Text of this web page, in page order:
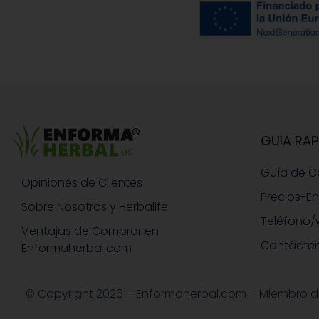
Opiniones de Clientes
Sobre Nosotros y Herbalife
Ventajas de Comprar en
Enformaherbal.com
GUIA
Guía de
Precios-
Teléfono/
© Copyright 2026 – Enformaherbal.com – Miembro